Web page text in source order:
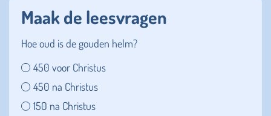
Maak de leesvragen
Hoe oud is de gouden helm?
450 voor Christus
450 na Christus
150 na Christus